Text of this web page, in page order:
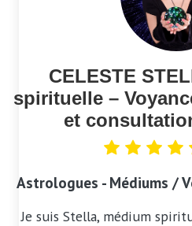
CELESTE
spirituelle –
et
Astrologues - Médiums /
Je suis Stella, médium